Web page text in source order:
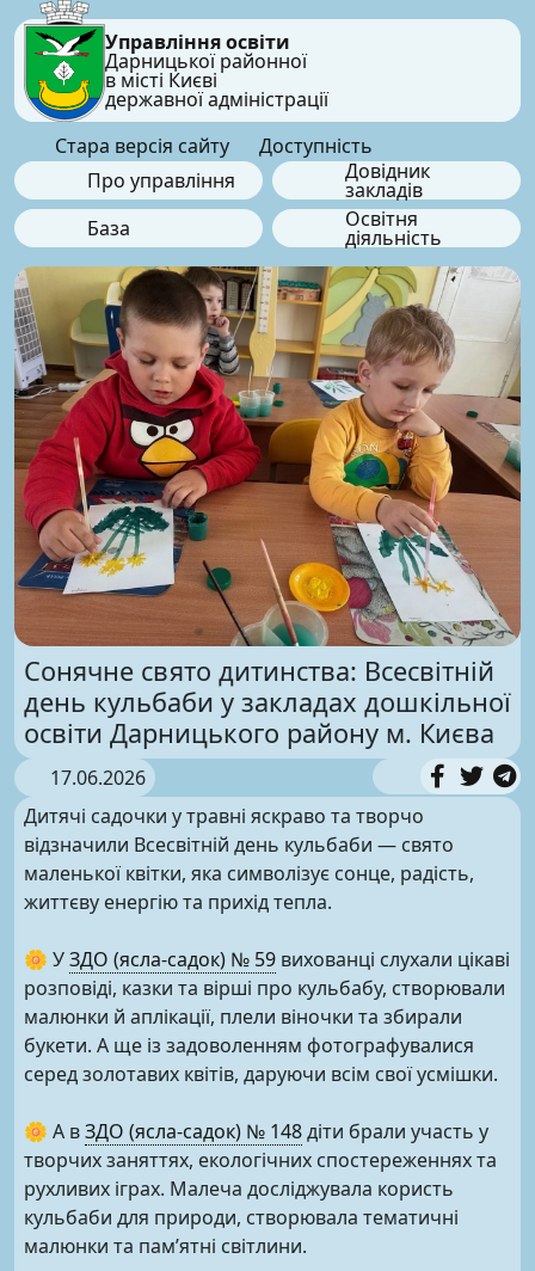
Управління освіти
Дарницької районної
в місті Києві
державної адміністрації
Стара версія сайту
Доступність
Про управління
Довідник
закладів
База
Освітня
діяльність
Сонячне свято дитинства: Всесвітній
день кульбаби у закладах дошкільної
освіти Дарницького району м. Києва
17.06.2026
Дитячі садочки у травні яскраво та творчо
відзначили Всесвітній день кульбаби — свято
маленької квітки, яка символізує сонце, радість,
життєву енергію та прихід тепла.
🌼 УЗДО (ясла-садок) № 59 вихованці слухали цікаві
розповіді, казки та вірші про кульбабу, створювали
малюнки й аплікації, плели віночки та збирали
букети. А ще із задоволенням фотографувалися
серед золотавих квітів, даруючи всім свої усмішки.
🌼 А вЗДО (ясла-садок) № 148діти брали участь у
творчих заняттях, екологічних спостереженнях та
рухливих іграх. Малеча досліджувала користь
кульбаби для природи, створювала тематичні
малюнки та пам’ятні світлини.